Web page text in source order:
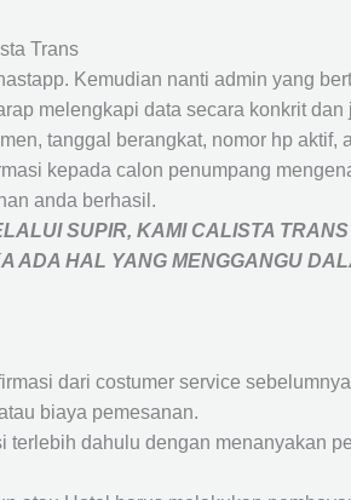
Trans
Kemudian nanti admin yang
melengkapi data secara konkrit
tanggal berangkat, nomor hp aktif,
kepada calon penumpang
anda berhasil.
SUPIR, KAMI CALISTA TRANS
ADA HAL YANG MENGGANGU
dari costumer service sebelumnya
biaya pemesanan.
dahulu dengan menanyakan